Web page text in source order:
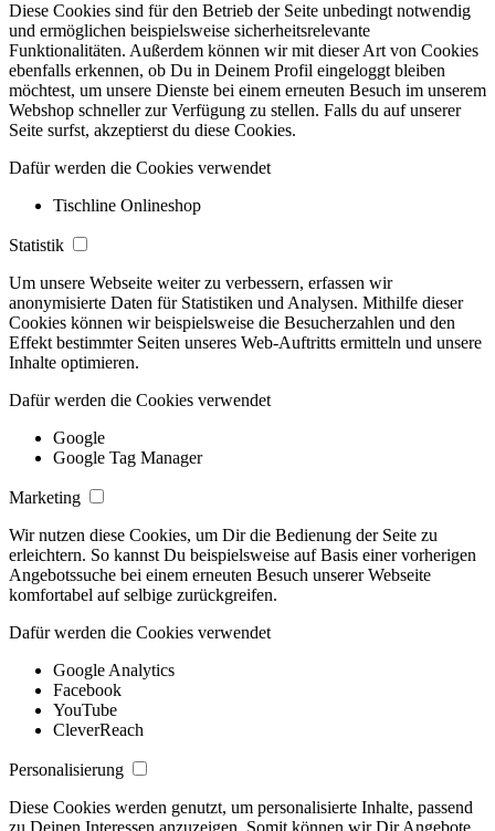
Diese Cookies sind für den Betrieb der Seite unbedingt notwendig
und ermöglichen beispielsweise sicherheitsrelevante
Funktionalitäten. Außerdem können wir mit dieser Art von Cookies
ebenfalls erkennen, ob Du in Deinem Profil eingeloggt bleiben
möchtest, um unsere Dienste bei einem erneuten Besuch im unserem
Webshop schneller zur Verfügung zu stellen. Falls du auf unserer
Seite surfst, akzeptierst du diese Cookies.
Dafür werden die Cookies verwendet
Tischline Onlineshop
Statistik
Um unsere Webseite weiter zu verbessern, erfassen wir
anonymisierte Daten für Statistiken und Analysen. Mithilfe dieser
Cookies können wir beispielsweise die Besucherzahlen und den
Effekt bestimmter Seiten unseres Web-Auftritts ermitteln und unsere
Inhalte optimieren.
Dafür werden die Cookies verwendet
Google
Google Tag Manager
Marketing
Wir nutzen diese Cookies, um Dir die Bedienung der Seite zu
erleichtern. So kannst Du beispielsweise auf Basis einer vorherigen
Angebotssuche bei einem erneuten Besuch unserer Webseite
komfortabel auf selbige zurückgreifen.
Dafür werden die Cookies verwendet
Google Analytics
Facebook
YouTube
CleverReach
Personalisierung
Diese Cookies werden genutzt, um personalisierte Inhalte, passend